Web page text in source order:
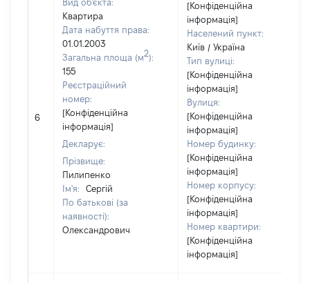
6
Вид об'єкта:
Квартира
Дата набуття права:
01.01.2003
Загальна площа (м2):
155
Реєстраційний
номер:
[Конфіденційна
інформація]
Декларує:
Прізвище:
Пилипенко
Ім'я:
Сергій
По батькові (за
наявності):
Олександрович
[Конфіденційна
інформація]
Населений пункт:
Київ / Україна
Тип вулиці:
[Конфіденційна
інформація]
Вулиця:
[Конфіденційна
інформація]
Номер будинку:
[Конфіденційна
інформація]
Номер корпусу:
[Конфіденційна
інформація]
Номер квартири:
[Конфіденційна
інформація]